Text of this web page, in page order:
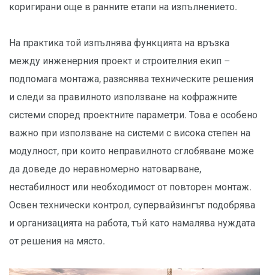
коригирани още в ранните етапи на изпълнението.
На практика той изпълнява функцията на връзка
между инженерния проект и строителния екип –
подпомага монтажа, разяснява техническите решения
и следи за правилното използване на кофражните
системи според проектните параметри. Това е особено
важно при използване на системи с висока степен на
модулност, при които неправилното сглобяване може
да доведе до неравномерно натоварване,
нестабилност или необходимост от повторен монтаж.
Освен технически контрол, супервайзингът подобрява
и организацията на работа, тъй като намалява нуждата
от решения на място.